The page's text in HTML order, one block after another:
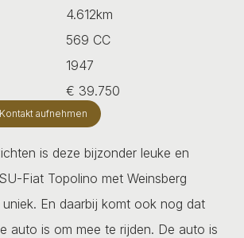
4.612km
569 CC
1947
€ 39.750
Kontakt aufnehmen
is deze bijzonder leuke en
Fiat Topolino met Weinsberg
En daarbij komt ook nog dat
auto is om mee te rijden. De auto is